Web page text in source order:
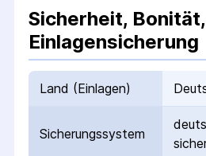
Sicherheit, Bonität,
Einlagensicherung
Land (Einlagen)
Sicherungs­system